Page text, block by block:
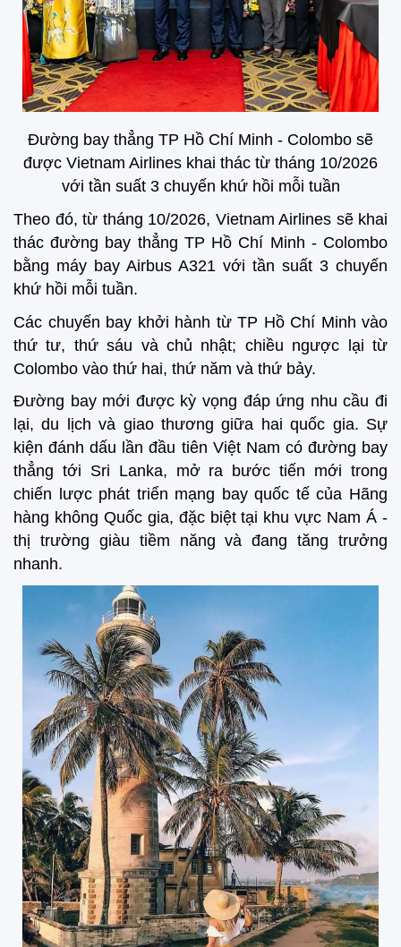
Đường bay thẳng TP Hồ Chí Minh - Colombo sẽ
được Vietnam Airlines khai thác từ tháng 10/2026
với tần suất 3 chuyến khứ hồi mỗi tuần
Theo đó, từ tháng 10/2026, Vietnam Airlines sẽ khai
thác đường bay thẳng TP Hồ Chí Minh - Colombo
bằng máy bay Airbus A321 với tần suất 3 chuyến
khứ hồi mỗi tuần.
Các chuyến bay khởi hành từ TP Hồ Chí Minh vào
thứ tư, thứ sáu và chủ nhật; chiều ngược lại từ
Colombo vào thứ hai, thứ năm và thứ bảy.
Đường bay mới được kỳ vọng đáp ứng nhu cầu đi
lại, du lịch và giao thương giữa hai quốc gia. Sự
kiện đánh dấu lần đầu tiên Việt Nam có đường bay
thẳng tới Sri Lanka, mở ra bước tiến mới trong
chiến lược phát triển mạng bay quốc tế của Hãng
hàng không Quốc gia, đặc biệt tại khu vực Nam Á -
thị trường giàu tiềm năng và đang tăng trưởng
nhanh.